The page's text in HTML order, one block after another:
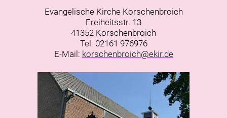
Evangelische Kirche Korschenbroich
Freiheitsstr. 13
41352 Korschenbroich
Tel: 02161 976976
E-Mail: korschenbroich@ekir.de